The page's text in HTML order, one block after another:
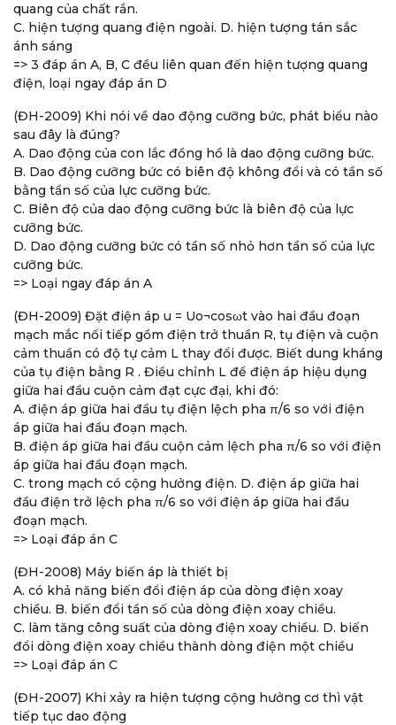
quang của chất rắn.
C. hiện tượng quang điện ngoài. D. hiện tượng tán sắc
ánh sáng
=> 3 đáp án A, B, C đều liên quan đến hiện tượng quang
điện, loại ngay đáp án D
(ĐH-2009) Khi nói về dao động cưỡng bức, phát biểu nào
sau đây là đúng?
A. Dao động của con lắc đồng hồ là dao động cưỡng bức.
B. Dao động cưỡng bức có biên độ không đổi và có tần số
bằng tần số của lực cưỡng bức.
C. Biên độ của dao động cưỡng bức là biên độ của lực
cưỡng bức.
D. Dao động cưỡng bức có tần số nhỏ hơn tần số của lực
cưỡng bức.
=> Loại ngay đáp án A
(ĐH-2009) Đặt điện áp u = Uo¬cosωt vào hai đầu đoạn
mạch mắc nối tiếp gồm điện trở thuần R, tụ điện và cuộn
cảm thuần có độ tự cảm L thay đổi được. Biết dung kháng
của tụ điện bằng R . Điều chỉnh L để điện áp hiệu dụng
giữa hai đầu cuộn cảm đạt cực đại, khi đó:
A. điện áp giữa hai đầu tụ điện lệch pha π/6 so với điện
áp giữa hai đầu đoạn mạch.
B. điện áp giữa hai đầu cuộn cảm lệch pha π/6 so với điện
áp giữa hai đầu đoạn mạch.
C. trong mạch có cộng hưởng điện. D. điện áp giữa hai
đầu điện trở lệch pha π/6 so với điện áp giữa hai đầu
đoạn mạch.
=> Loại đáp án C
(ĐH-2008) Máy biến áp là thiết bị
A. có khả năng biến đổi điện áp của dòng điện xoay
chiều. B. biến đổi tần số của dòng điện xoay chiều.
C. làm tăng công suất của dòng điện xoay chiều. D. biến
đổi dòng điện xoay chiều thành dòng điện một chiều
=> Loại đáp án C
(ĐH-2007) Khi xảy ra hiện tượng cộng hưởng cơ thì vật
tiếp tục dao động